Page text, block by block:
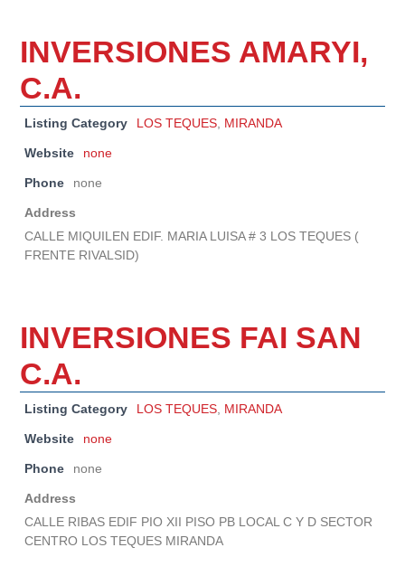
INVERSIONES AMARYI,
C.A.
Listing Category LOS TEQUES MIRANDA
Website none
Phone none
Address
CALLE MIQUILEN EDIF. MARIA LUISA # 3 LOS TEQUES (
FRENTE RIVALSID)
INVERSIONES FAI SAN
C.A.
Listing Category LOS TEQUES MIRANDA
Website none
Phone none
Address
CALLE RIBAS EDIF PIO XII PISO PB LOCAL C Y D SECTOR
CENTRO LOS TEQUES MIRANDA